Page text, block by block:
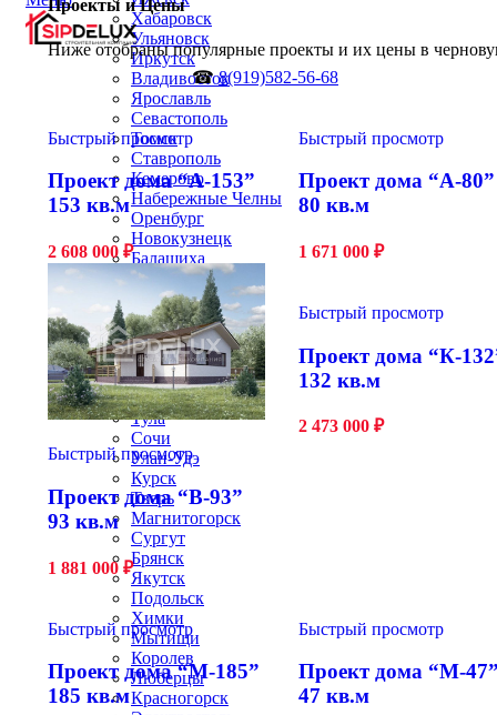
Хабаровск
Ульяновск
Иркутск
Владивосток
Ярославль
Севастополь
Томск
Ставрополь
Кемерово
Набережные Челны
Оренбург
Новокузнецк
Балашиха
Рязань
Чебоксары
Пенза
Липецк
Калининград
Киров
Астрахань
Тула
Сочи
Улан-Удэ
Курск
Тверь
Магнитогорск
Сургут
Брянск
Якутск
Подольск
Химки
Мытищи
Королев
Люберцы
Красногорск
☎8(919)582-56-68
Проекты и Цены
Ниже отобраны популярные проекты и их цены в
Быстрый просмотр
Проект дома “А-153”
153 кв.м
2 608 000 ₽
Быстрый просмотр
Проект дома “А-80”
80 кв.м
1 671 000 ₽
Быстрый просмотр
Проект дома “В-93”
93 кв.м
1 881 000 ₽
Быстрый просмотр
Проект дома “К-
132 кв.м
2 473 000 ₽
Быстрый просмотр
Проект дома “М-185”
185 кв.м
Быстрый просмотр
Проект дома “М-
47 кв.м